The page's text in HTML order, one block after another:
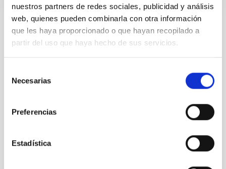
nuestros partners de redes sociales, publicidad y análisis
web, quienes pueden combinarla con otra información
que les haya proporcionado o que hayan recopilado a
partir del uso que haya hecho de sus servicios.
Necesarias
Preferencias
Estadística
Instalaciones relacionadas